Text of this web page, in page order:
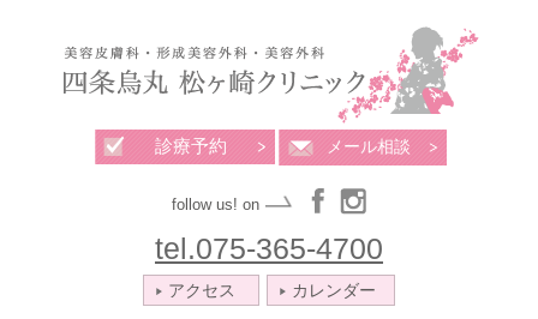
診療予約 メール相談
follow us! on
tel.075-365-4700
アクセス カレンダー